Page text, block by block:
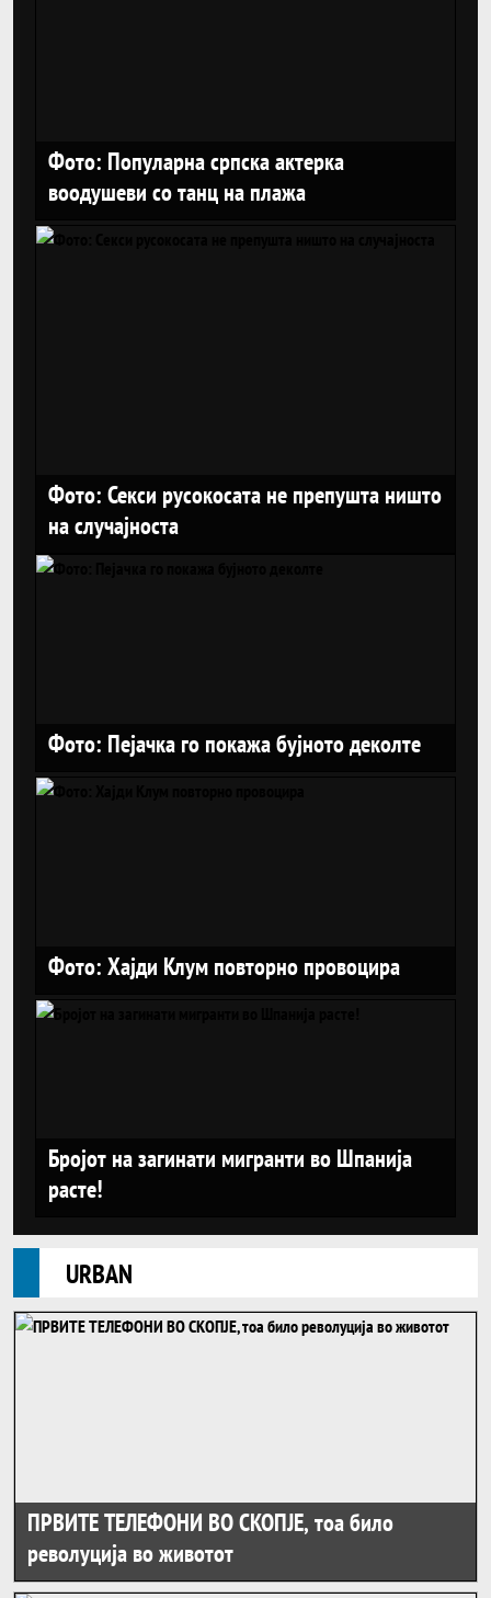
Фото: Популарна српска актерка
воодушеви со танц на плажа
Фото: Секси русокосата не препушта ништо
на случајноста
Фото: Пејачка го покажа бујното деколте
Фото: Хајди Клум повторно провоцира
Бројот на загинати мигранти во Шпанија
расте!
URBAN
ПРВИТЕ ТЕЛЕФОНИ ВО СКОПЈЕ, тоа било
револуција во животот